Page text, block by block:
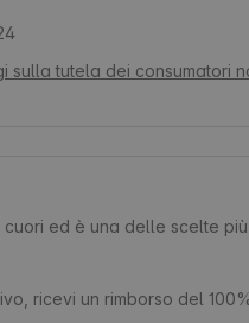
sulla tutela dei consumatori
ed è una delle scelte
ricevi un rimborso del